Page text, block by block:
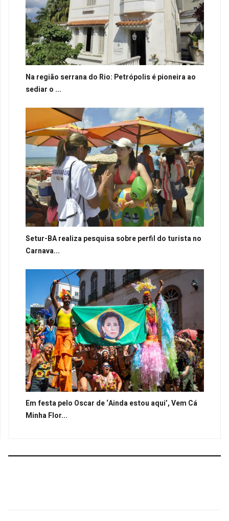
Na região serrana do Rio: Petrópolis é pioneira ao
sediar o ...
Setur-BA realiza pesquisa sobre perfil do turista no
Carnava...
Em festa pelo Oscar de ‘Ainda estou aqui’, Vem Cá
Minha Flor...